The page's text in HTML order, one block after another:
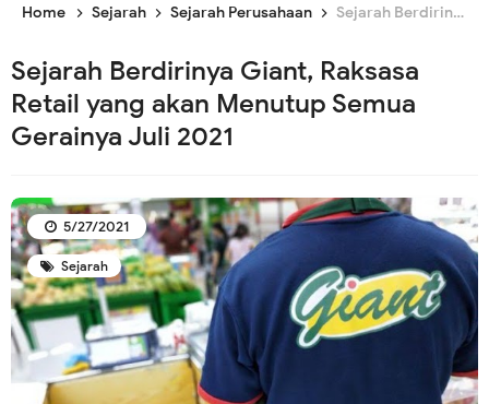
Home Sejarah Sejarah Perusahaan Sejarah Berdirinya Giant, Raksasa Retail yang akan Menutup Semua Gerainya Juli 2021
Sejarah Berdirinya Giant, Raksasa
Retail yang akan Menutup Semua
Gerainya Juli 2021
Sejarah
5/27/2021